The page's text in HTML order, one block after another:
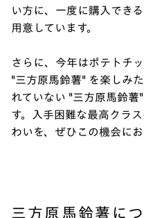
い方に、一度に購入でき
用意しています。
さらに、今年はポテトチ
"三方原馬鈴薯" を楽しみ
れていない "三方原馬鈴薯
す。入手困難な最高クラ
わいを、ぜひこの機会にお
三方原馬鈴薯に